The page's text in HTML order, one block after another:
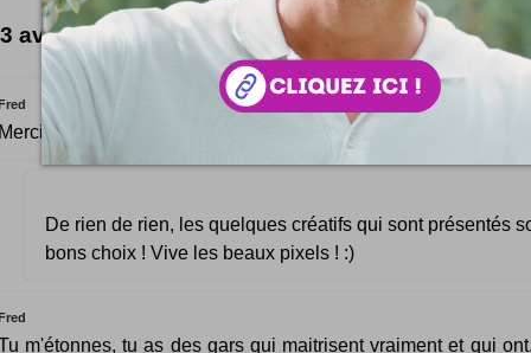
3 avis inspirés
beaucoup d'avoir relayé, c'est très gentil de ta part :)
De rien de rien, les quelques créatifs qui sont présentés
bons choix ! Vive les beaux pixels ! :)
m'étonnes, tu as des gars qui maitrisent vraiment et qui